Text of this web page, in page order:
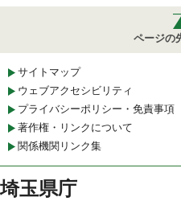
ページの
サイトマップ
ウェブアクセシビリティ
プライバシーポリシー・免責事項
著作権・リンクについて
関係機関リンク集
埼玉県庁